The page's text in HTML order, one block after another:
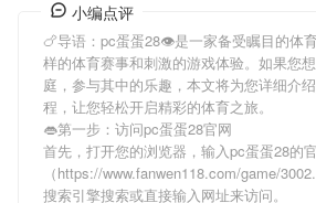
小编点评
🍗导语： pc蛋蛋28👁是一家备受瞩目的体
样的体育赛事和刺激的游戏体验。如果您
庭，参与其中的乐趣，本文将为您详细介绍
程，让您轻松开启精彩的体育之旅。
👄第一步：访问pc蛋蛋28官网
首先，打开您的浏览器，输入pc蛋蛋28的
（https://www.fanwen118.com/game/
搜索引擎搜索或直接输入网址来访问。